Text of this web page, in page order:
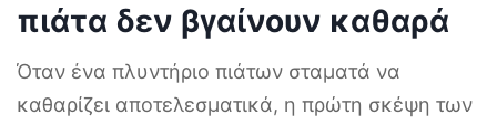
πιάτα δεν βγαίνουν καθαρά
Όταν ένα πλυντήριο πιάτων σταματά να
καθαρίζει αποτελεσματικά, η πρώτη σκέψη των